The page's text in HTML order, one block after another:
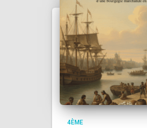
4ÈME